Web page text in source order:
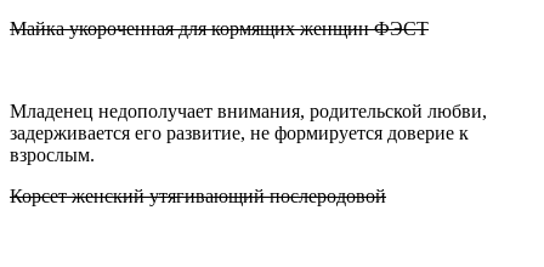
Майка укороченная для кормящих женщин ФЭСТ
Младенец недополучает внимания, родительской любви,
задерживается его развитие, не формируется доверие к
взрослым.
Корсет женский утягивающий послеродовой